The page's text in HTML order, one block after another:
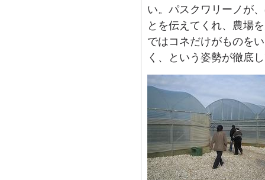
い。パスクワリーノが
とを伝えてくれ、農場
ではコネだけがものを
く、という姿勢が徹底